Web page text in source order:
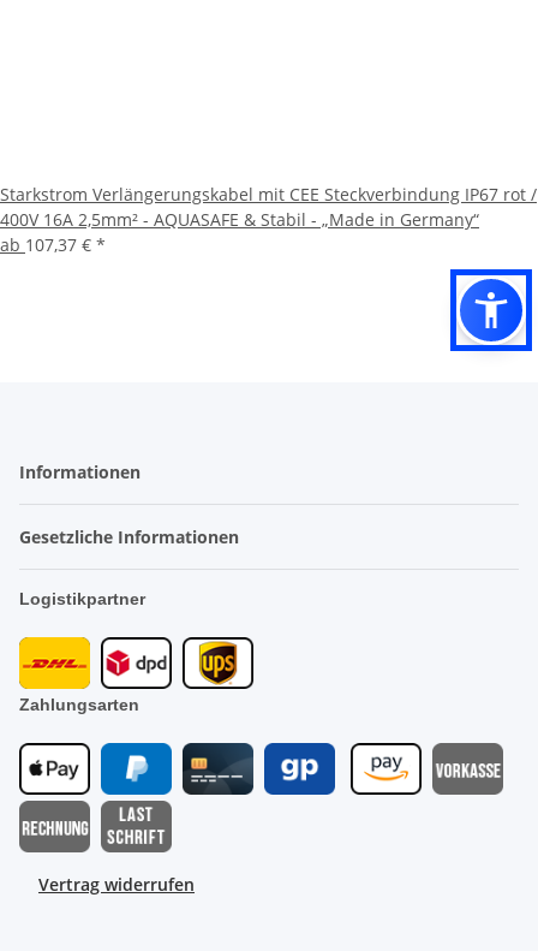
Starkstrom Verlängerungskabel mit CEE Steckverbindung IP67 rot /
400V 16A 2,5mm² - AQUASAFE & Stabil - „Made in Germany“
ab 107,37 € *
Informationen
Gesetzliche Informationen
Logistikpartner
Zahlungsarten
Vertrag widerrufen